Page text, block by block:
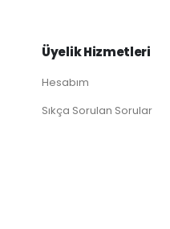
Üyelik Hizmetleri
Hesabım
Sıkça Sorulan Sorular